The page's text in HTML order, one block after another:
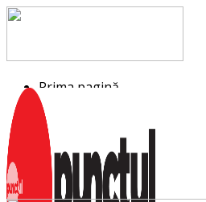
Sari
Prima pagină
Punctul Alb
Punctul Negru
Anunturi
Despre noi
Publicitate
Contact